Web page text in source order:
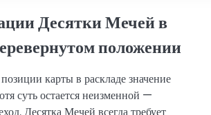
Десятки Мечей в
положении
карты в раскладе значение
суть остается неизменной —
Десятка Мечей всегда требует